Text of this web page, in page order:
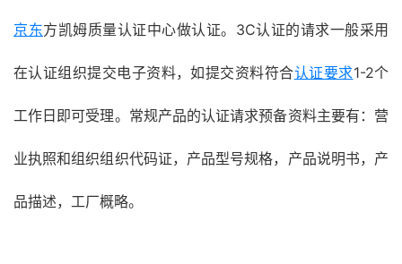
京东方凯姆质量认证中心做认证。3C认证的请求一般采用
在认证组织提交电子资料，如提交资料符合认证要求1-2个
工作日即可受理。常规产品的认证请求预备资料主要有：营
业执照和组织组织代码证，产品型号规格，产品说明书，产
品描述，工厂概略。